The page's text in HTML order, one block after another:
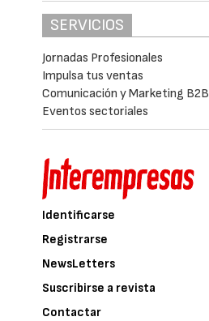
SERVICIOS
Jornadas Profesionales
Impulsa tus ventas
Comunicación y Marketing B2B
Eventos sectoriales
Identificarse
Registrarse
NewsLetters
Suscribirse a revista
Contactar